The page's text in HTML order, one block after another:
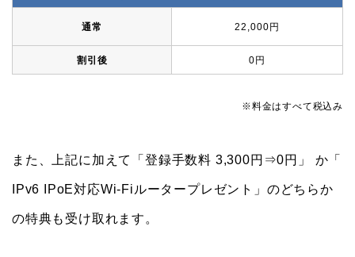
通常 22,000円
割引後 0円
※料金はすべて税込み
また、上記に加えて「登録手数料 3,300円⇒0円」 か「
IPv6 IPoE対応Wi-Fiルータープレゼント」のどちらか
の特典も受け取れます。